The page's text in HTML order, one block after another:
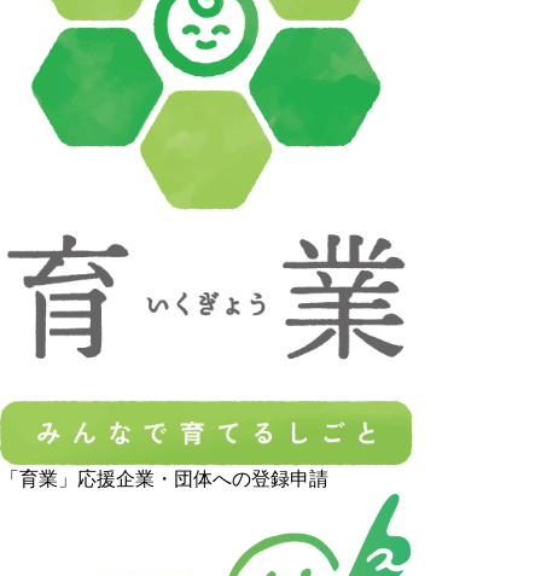
「育業」応援企業・団体への登録申請